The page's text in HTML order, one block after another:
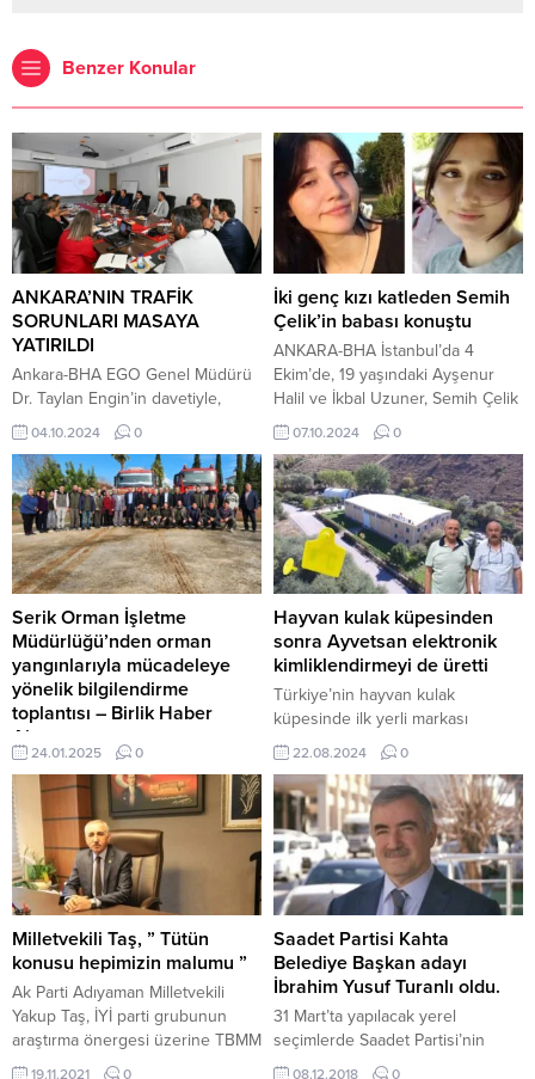
Benzer Konular
ANKARA’NIN TRAFİK
SORUNLARI MASAYA
YATIRILDI
Ankara-BHA EGO Genel Müdürü
Dr. Taylan Engin’in davetiyle,
Ankara’nın gittikçe artan trafik
sorunlarını ele almak amacıyla,
üniversitelerin ulaşım konusunda
uzmanlaşmış akademisyenleri ve
ilgili meslek odalarının
temsilcilerinin katıldığı bir toplantı
gerçekleştirildi. Toplantının
açılışında konuşan, kendisi de
ulaşım konusunda uzman bir
akademisyen olan, Dr. Taylan
Engin; EGO’nun ulaşımdan
sorumlu kamu otoritesi olarak,...
04.10.2024 0
İki genç kızı katleden Semih
Çelik’in babası konuştu
ANKARA-BHA İstanbul’da 4
Ekim’de, 19 yaşındaki Ayşenur
Halil ve İkbal Uzuner, Semih Çelik
tarafından vahşice öldürüldü.
Semih Çelik’in babası Adem Çelik,
ifadesinde oğluyla ilgili detaylar
ve olay günü yaşananları aktardı.
Adem Çelik, “1 Mart 2022 günü
öğle saatlerinde Semih’in okul
arkadaşı İkbal Uzuner’in annesi,
eşimi arayarak ‘Senin oğlun
benim kızımın...
07.10.2024 0
Serik Orman İşletme
Müdürlüğü’nden orman
yangınlarıyla mücadeleye
yönelik bilgilendirme
toplantısı – Birlik Haber
Ajansı
ANTALYA-BHA Antalya Orman
Bölge Müdürlüğü’ne bağlı Serik
Orman İşletme Müdürlüğü, Gebiz
Mahallesi’nde orman yangınlarıyla
mücadeleye yönelik önemli bir
bilgilendirme toplantısı düzenledi.
Toplantıya, Orman Yangınlarıyla
Mücadele Şube Müdürlüğü teknik
elemanları, Serik Orman İşletme
Müdürlüğü teknik elemanları,
yerel muhtarlar ve vatandaşlar
katılım sağladı. Toplantının amacı,
orman yangınlarıyla mücadelede
24.01.2025 0
Hayvan kulak küpesinden
sonra Ayvetsan elektronik
kimliklendirmeyi de üretti
Türkiye’nin hayvan kulak
küpesinde ilk yerli markası
Ayvetsan, elektronik
kimliklendirme sistemlerini hayata
geçirdi Türkiye’nin hayvan kulak
küpesi üretimindeki ilk yerli
markası olmayı başaran ve bu
alandaki liderliğini, yenilikçi
yaklaşımlar ve kalite odaklı hizmet
anlayışı ile sürdüren Ayvetsan
Hayvancılık şirketi gelişen
teknolojiyi yakından takip ederek,
RFID LF ve yine RFID UHF...
22.08.2024 0
Milletvekili Taş, ” Tütün
konusu hepimizin malumu ”
Ak Parti Adıyaman Milletvekili
Yakup Taş, İYİ parti grubunun
araştırma önergesi üzerine TBMM
genel kurulunda Ak Parti grubu
19.11.2021 0
Saadet Partisi Kahta
Belediye Başkan adayı
İbrahim Yusuf Turanlı oldu.
31 Mart’ta yapılacak yerel
seçimlerde Saadet Partisi’nin
Kahta Belediye Başkan Adayı
08.12.2018 0